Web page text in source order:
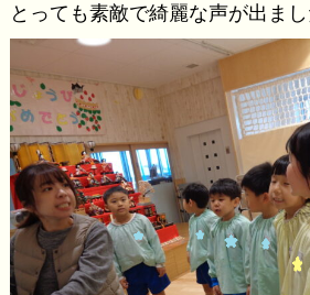
とっても素敵で綺麗な声が出まし